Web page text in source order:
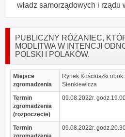
władz samorządowych i rządu
PUBLICZNY RÓŻANIEC,
MODLITWA W INTENCJI
POLSKI I POLAKÓW.
Miejsce
zgromadzenia
Rynek Kościuszki
Sienkiewicza
Termin
zgromadzenia
(rozpoczęcie)
09.08.2022r.
Termin
09.08.2022r.